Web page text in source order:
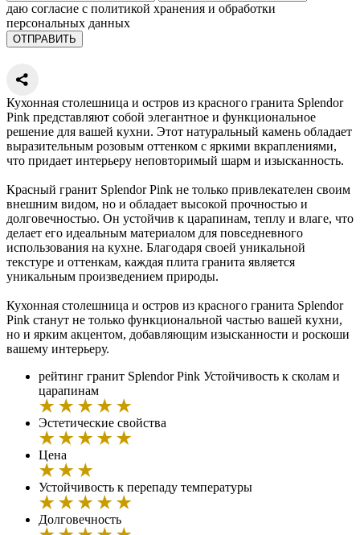
даю согласие с политикой хранения и обработки
персональных данных
Кухонная столешница и остров из красного гранита Splendor
Pink представляют собой элегантное и функциональное
решение для вашей кухни. Этот натуральный камень обладает
выразительным розовым оттенком с яркими вкраплениями,
что придает интерьеру неповторимый шарм и изысканность.
Красный гранит Splendor Pink не только привлекателен своим
внешним видом, но и обладает высокой прочностью и
долговечностью. Он устойчив к царапинам, теплу и влаге, что
делает его идеальным материалом для повседневного
использования на кухне. Благодаря своей уникальной
текстуре и оттенкам, каждая плита гранита является
уникальным произведением природы.
Кухонная столешница и остров из красного гранита Splendor
Pink станут не только функциональной частью вашей кухни,
но и ярким акцентом, добавляющим изысканности и роскоши
вашему интерьеру.
рейтинг гранит Splendor Pink Устойчивость к сколам и
царапинам
Эстетические свойства
Цена
Устойчивость к перепаду температуры
Долговечность